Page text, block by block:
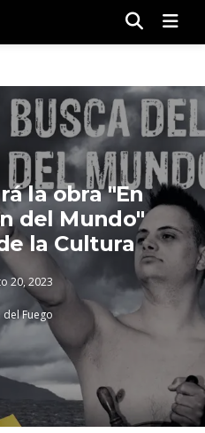
la obra "En
del Mundo"
la Cultura
20, 2023
del Fuego